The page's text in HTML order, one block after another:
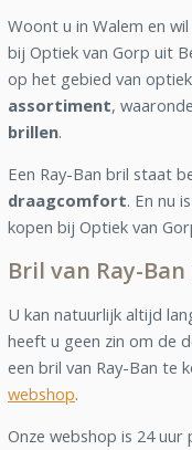
Woont u in Walem en
bij Optiek van Gorp uit
op het gebied van
assortiment,
brillen.
Een Ray-Ban bril staat
draagcomfort. En nu
kopen bij Optiek van
Bril van Ray-
U kan natuurlijk altijd
heeft u geen zin om de
een bril van Ray-Ban te
webshop.
Onze webshop is 24